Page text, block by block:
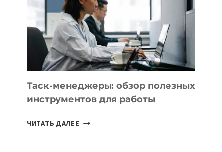
3
ЗАДАЧИ
ЕМУ
МОЖНО
ПОРУЧИТЬ
УЖЕ
СЕГОДНЯ
Таск-менеджеры: обзор полезных
инструментов для работы
ЧИТАТЬ ДАЛЕЕ ТАСК-